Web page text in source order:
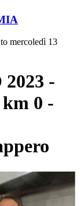
mercoledì 13
-
0 -